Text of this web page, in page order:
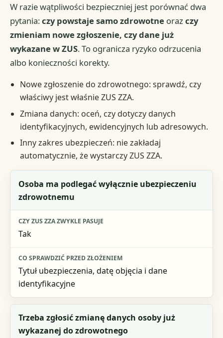
W razie wątpliwości bezpieczniej jest porównać dwa
pytania:czy powstaje samo zdrowotne orazczy
zmieniam nowe zgłoszenie, czy dane już
wykazane w ZUS. To ogranicza ryzyko odrzucenia
albo konieczności korekty.
Nowe zgłoszenie do zdrowotnego: sprawdź, czy
właściwy jest właśnie ZUS ZZA.
Zmiana danych: oceń, czy dotyczy danych
identyfikacyjnych, ewidencyjnych lub adresowych.
Inny zakres ubezpieczeń: nie zakładaj
automatycznie, że wystarczy ZUS ZZA.
Sytuacja
Co sprawdzić przed złożeniem
Osoba ma podlegać wyłącznie ubezpieczeniu
zdrowotnemu
Tak
Tytuł ubezpieczenia, datę objęcia i dane
identyfikacyjne
Trzeba zgłosić zmianę danych osoby już
wykazanej do zdrowotnego